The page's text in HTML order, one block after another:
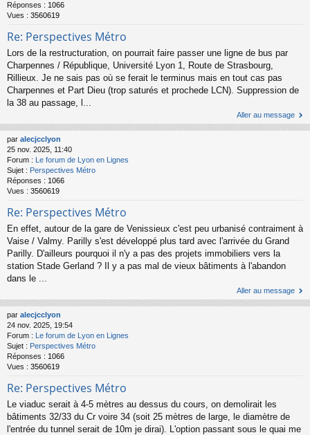
Réponses : 1066
Vues : 3560619
Re: Perspectives Métro
Lors de la restructuration, on pourrait faire passer une ligne de bus par
Charpennes / République, Université Lyon 1, Route de Strasbourg,
Rillieux. Je ne sais pas où se ferait le terminus mais en tout cas pas
Charpennes et Part Dieu (trop saturés et prochede LCN). Suppression de
la 38 au passage, l...
Aller au message
par alecjcclyon
25 nov. 2025, 11:40
Forum : Le forum de Lyon en Lignes
Sujet : Perspectives Métro
Réponses : 1066
Vues : 3560619
Re: Perspectives Métro
En effet, autour de la gare de Venissieux c'est peu urbanisé contraiment à
Vaise / Valmy. Parilly s'est développé plus tard avec l'arrivée du Grand
Parilly. D'ailleurs pourquoi il n'y a pas des projets immobiliers vers la
station Stade Gerland ? Il y a pas mal de vieux bâtiments à l'abandon
dans le ...
Aller au message
par alecjcclyon
24 nov. 2025, 19:54
Forum : Le forum de Lyon en Lignes
Sujet : Perspectives Métro
Réponses : 1066
Vues : 3560619
Re: Perspectives Métro
Le viaduc serait à 4-5 mètres au dessus du cours, on demolirait les
bâtiments 32/33 du Cr voire 34 (soit 25 mètres de large, le diamètre de
l'entrée du tunnel serait de 10m je dirai). L'option passant sous le quai me